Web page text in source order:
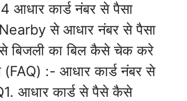
कार्ड नंबर से पैसा
से आधार नंबर से पैसा
बिजली का बिल कैसे चेक करे
(FAQ) :- आधार कार्ड नंबर से
आधार कार्ड से पैसे कैसे